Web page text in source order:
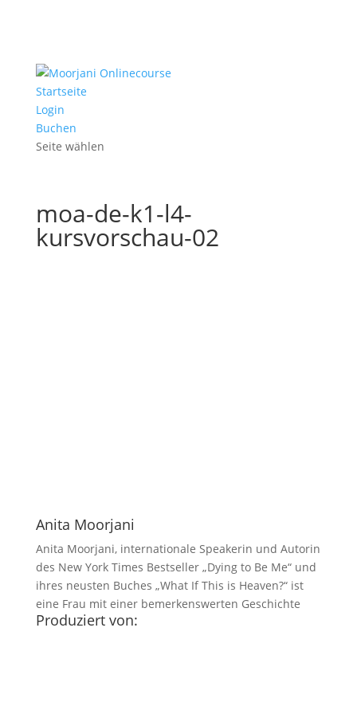
Startseite
Login
Buchen
Seite wählen
moa-de-k1-l4-
kursvorschau-02
Anita Moorjani
Anita Moorjani, internationale Speakerin und Autorin
des New York Times Bestseller „Dying to Be Me“ und
ihres neusten Buches „What If This is Heaven?“ ist
eine Frau mit einer bemerkenswerten Geschichte
Produziert von: